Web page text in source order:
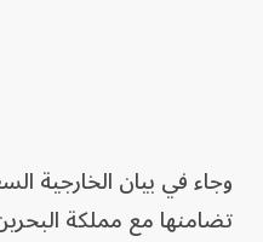
وجاء في بيان الخارجية
تضامنها مع مملكة